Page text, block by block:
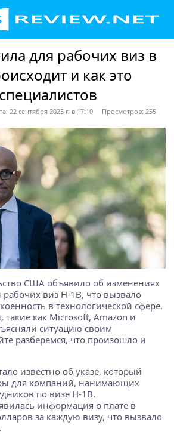
для рабочих виз в
и как это
22 сентября 2025 г. в 17:10 Просмотров: 255
США объявило об изменениях
виз H-1B, что вызвало
в технологической сфере.
как Microsoft, Amazon и
ситуацию своим
разберемся, что произошло и
известно об указе, который
для компаний, нанимающих
по визе H-1B.
информация о плате в
за каждую визу, что вызвало